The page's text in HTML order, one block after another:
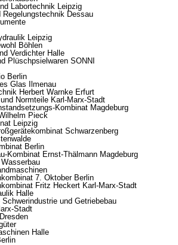
Labortechnik Leipzig
Dessau
Leipzig
Böhlen
Verdichter Halle
Plüschpsielwaren SONNI
Berlin
Glas Ilmenau
Herbert Warnke Erfurt
Normteile Karl-Marx-Stadt
Kombinat Magdeburg
Pieck
Leipzig
Schwarzenberg
Berlin
Kombinat Ernst-Thälmann Magdeburg
7. Oktober Berlin
Fritz Heckert Karl-Marx-Stadt
Halle
und Getriebebau
Stadt
Halle